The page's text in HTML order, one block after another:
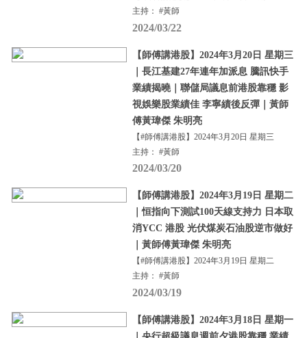
主持： #黃師
2024/03/22
【師傅講港股】2024年3月20日 星期三
｜長江基建27年連年加派息 騰訊快手
業績揭曉｜聯儲局議息前港股靠穩 影
視娛樂股業績佳 李寧績後反彈｜黃師
傅黃瑋傑 朱明亮
【#師傅講港股】2024年3月20日 星期三
主持： #黃師
2024/03/20
【師傅講港股】2024年3月19日 星期二
｜恒指向下測試100天線支持力 日本取
消YCC 港股 光伏煤炭石油股逆市做好
｜黃師傅黃瑋傑 朱明亮
【#師傅講港股】2024年3月19日 星期二
主持： #黃師
2024/03/19
【師傅講港股】2024年3月18日 星期一